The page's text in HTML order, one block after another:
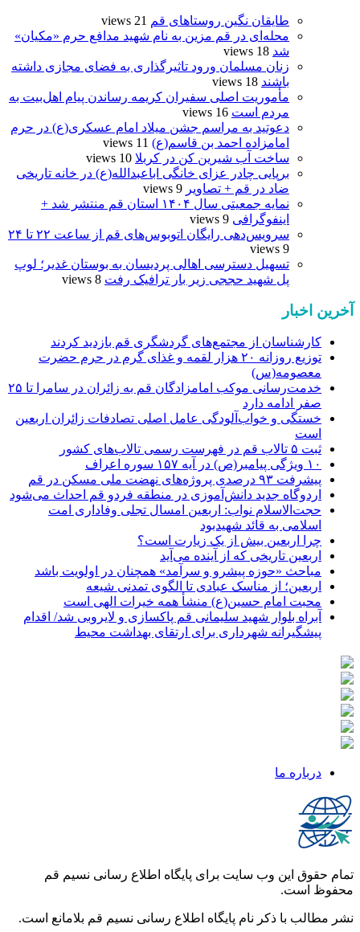
طایقان نگین روستاهای قم 21 views
محله‌ای در قم مزین به نام شهید مدافع حرم «مکیان»
شد 18 views
زنان مسلمان ورود تاثیرگذاری به فضای مجازی داشته
باشند 18 views
مأموریت اصلی سفیران کریمه رساندن پیام اهل‌بیت به
مردم است 16 views
دعوتید به مراسم جشن میلاد امام عسکری(ع) در حرم
امامزاده احمد بن قاسم(ع) 11 views
ساخت آب شیرین کن در کربلا 10 views
برپایی چادر عزای خانگی اباعبدالله(ع) در خانه تاریخی
ضاد در قم + تصاویر 9 views
نمایه جمعیتی سال ۱۴۰۴ استان قم منتشر شد +
اینفوگرافی 9 views
سرویس‌دهی رایگان اتوبوس‌های قم از ساعت ۲۲ تا ۲۴
9 views
تسهیل دسترسی اهالی پردیسان به بوستان غدیر؛ لوپ
پل شهید حججی زیر بار ترافیک رفت 8 views
آخرین اخبار
کارشناسان از مجتمع‌های گردشگری قم بازدید کردند
توزیع روزانه ۲۰ هزار لقمه و غذای گرم در حرم حضرت
معصومه(س)
خدمت‌رسانی موکب امامزادگان قم به زائران در سامرا تا ۲۵
صفر ادامه دارد
خستگی و خواب‌آلودگی عامل اصلی تصادفات زائران اربعین
است
ثبت ۵ تالاب قم در فهرست رسمی تالاب‌های کشور
۱۰ ویژگی پیامبر(ص) در آیه ۱۵۷ سوره اعراف
پیشرفت ۹۳ درصدی پروژه‌های نهضت ملی مسکن در قم
اردوگاه جدید دانش‌آموزی در منطقه فردو قم احداث می‌شود
حجت‌الاسلام نواب: اربعین امسال تجلی وفاداری امت
اسلامی به قائد شهیدبود
چرا اربعین بیش از یک زیارت است؟
اربعین تاریخی که از آینده می‌آید
مباحث «حوزه پیشرو و سرآمد» همچنان در اولویت باشد
اربعین؛ از مناسک عبادی تا الگوی تمدنی شیعه
محبت امام حسین(ع) منشأ همه خیرات الهی است
آبراه بلوار شهید سلیمانی قم پاکسازی و لایروبی شد/ اقدام
پیشگیرانه شهرداری برای ارتقای بهداشت محیط
درباره ما
تمام حقوق این وب سایت برای پایگاه اطلاع رسانی نسیم قم
محفوظ است.
نشر مطالب با ذکر نام پایگاه اطلاع رسانی نسیم قم بلامانع است.